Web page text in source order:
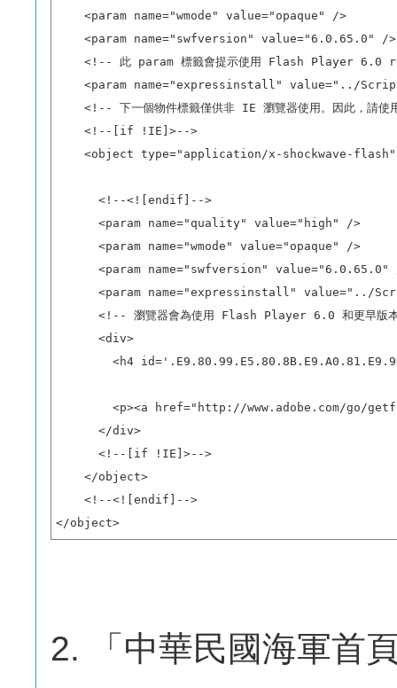
    <param name="wmode" value="opaque" />
    <param name="swfversion" value="6.0.65.0" />
<!-- 此 param 標籤會提示使用 Flash Player 6.0
<param name="expressinstall" value="../
<!-- 下一個物件標籤僅供非 IE 瀏覽器使用。因此，請
    <!--[if !IE]>-->
<object type="application/x-shockwave-
      <!--<![endif]-->
      <param name="quality" value="high" />
      <param name="wmode" value="opaque" />
<param name="swfversion" value="6.0.65.0"
<param name="expressinstall" value="../
<!-- 瀏覽器會為使用 Flash Player 6.0 和更早版本
      <div>
<h4
<p><a href="http://www.adobe.com/go/
      </div>
      <!--[if !IE]>-->
    </object>
    <!--<![endif]-->
</object>
2. 「中華民國海軍首